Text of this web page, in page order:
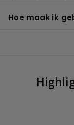
Hoe maak ik